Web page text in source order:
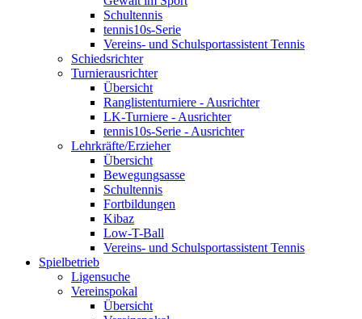
Schultennis
tennis10s-Serie
Vereins- und Schulsportassistent Tennis
Schiedsrichter
Turnierausrichter
Übersicht
Ranglistenturniere - Ausrichter
LK-Turniere - Ausrichter
tennis10s-Serie - Ausrichter
Lehrkräfte/Erzieher
Übersicht
Bewegungsasse
Schultennis
Fortbildungen
Kibaz
Low-T-Ball
Vereins- und Schulsportassistent Tennis
Spielbetrieb
Ligensuche
Vereinspokal
Übersicht